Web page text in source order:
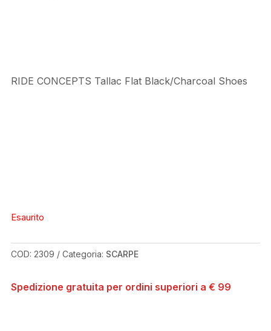
RIDE CONCEPTS Tallac Flat Black/Charcoal Shoes
Esaurito
COD: 2309 Categoria: SCARPE
Spedizione gratuita per ordini superiori a € 99